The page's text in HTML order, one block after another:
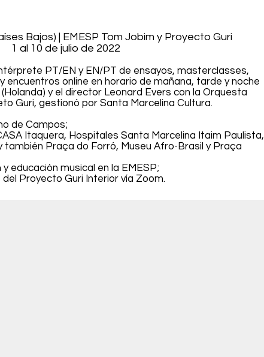
Bajos) | EMESP Tom Jobim y Proyecto Guri
1 al 10 de julio de 2022
PT/EN y EN/PT de ensayos, masterclasses,
encuentros online en horario de mañana, tarde y noche
y el director Leonard Evers con la Orquesta
Guri, gestionó por Santa Marcelina Cultura.
de Campos;
Itaquera, Hospitales Santa Marcelina Itaim Paulista,
también Praça do Forró, Museu Afro-Brasil y Praça
educación musical en la EMESP;
Proyecto Guri Interior vía Zoom.